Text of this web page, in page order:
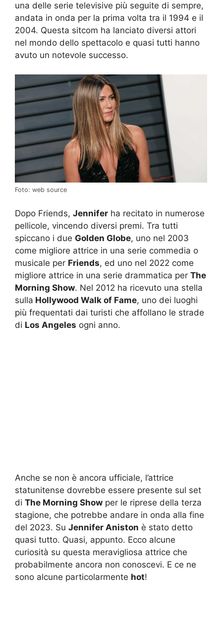
una delle serie televisive più seguite di sempre,
andata in onda per la prima volta tra il 1994 e il
2004. Questa sitcom ha lanciato diversi attori
nel mondo dello spettacolo e quasi tutti hanno
avuto un notevole successo.
Foto: web source
Dopo Friends, Jennifer ha recitato in numerose
pellicole, vincendo diversi premi. Tra tutti
spiccano i due Golden Globe, uno nel 2003
come migliore attrice in una serie commedia o
musicale per Friends, ed uno nel 2022 come
migliore attrice in una serie drammatica per The
Morning Show. Nel 2012 ha ricevuto una stella
sulla Hollywood Walk of Fame, uno dei luoghi
più frequentati dai turisti che affollano le strade
di Los Angeles ogni anno.
Anche se non è ancora ufficiale, l’attrice
statunitense dovrebbe essere presente sul set
di The Morning Show per le riprese della terza
stagione, che potrebbe andare in onda alla fine
del 2023. Su Jennifer Aniston è stato detto
quasi tutto. Quasi, appunto. Ecco alcune
curiosità su questa meravigliosa attrice che
probabilmente ancora non conoscevi. E ce ne
sono alcune particolarmente hot!